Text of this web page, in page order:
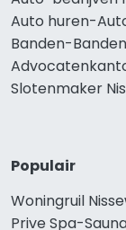
Auto huren-
Banden-
Slotenmaker
Populair
Woningruil
Prive Spa-